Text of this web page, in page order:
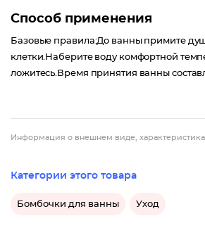
Способ применения
Базовые правила:До ванны примите
клетки.Наберите воду комфортной
ложитесь.Время принятия ванны
Информация о внешнем виде,
Категории этого товара
Бомбочки для ванны Уход